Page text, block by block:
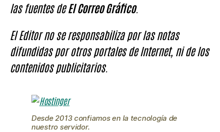
las fuentes deEl Correo Gráfico.
El Editor no se responsabiliza por las notas
difundidas por otros portales de Internet, ni de los
contenidos publicitarios.
Desde 2013 confiamos en la tecnología de
nuestro servidor.